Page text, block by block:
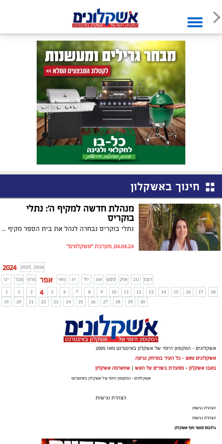
חינוך באשקלון
מנהלת חדשה למקיף ה': נתלי
בוקריס
נתלי בוקריס נבחרה לנהל את בית הספר מקיף ה׳ דרכא באשקלון. בוקריס תחליף בתפקידה את המנהלת הוותיקה של בית הספר, דליה רחמים
04.04.24, מערכת "אשקלונים"
2024 2025 2026
ינו
פבר מרץ אפר מאי יונ יול אוג ספט אוק נוב
דצמ
1
2 3 4 5 6 7 8 9 10 11 12 13 14 15 16 17
18
19
20 21 22 23 24 25 26 27 28 29 30
אשקלונים - המקומון היומי של אשקלון באינטרנט מאז 2005
אשקלונים טאצ - כל העיר במרחק נגיעה
באבו אשקלון - מסעדת בשרים על האש | שווארמה אשקלון
אשקלונים - המקומון היומי של אשקלון באינטרנט
הצהרת נגישות
הצהרת נגישות
הצהרת נגישות
גלובוס סנטר חוף אשקלון